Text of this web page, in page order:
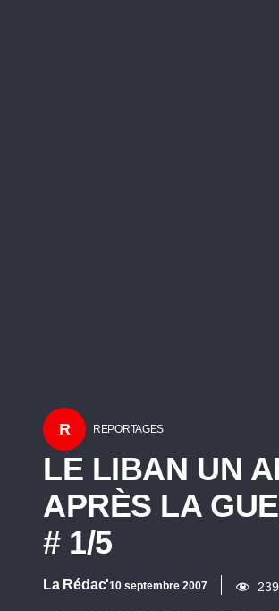
R REPORTAGES
LE LIBAN UN
APRÈS LA
# 1/5
La Rédac'10 septembre 2007